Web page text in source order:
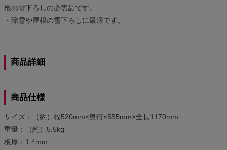
根の雪下ろしの必需品です。
・除雪や屋根の雪下ろしに最適です。
商品詳細
商品仕様
サイズ：（約）幅520mm×奥行×555mm×全長1170mm
重量：（約）5.5kg
板厚：1.4mm